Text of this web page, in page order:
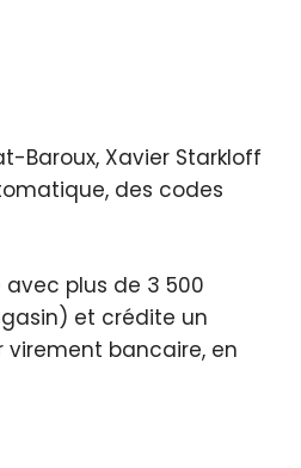
Baroux, Xavier Starkloff
des codes
avec plus de 3 500
et crédite un
bancaire, en